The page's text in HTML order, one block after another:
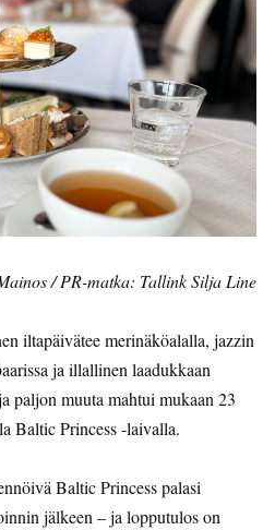
/ PR-matka: Tallink Silja Line
iltapäivätee merinäköalalla, jazzin
ja illallinen laadukkaan
paljon muuta mahtui mukaan 23
Baltic Princess -laivalla.
Baltic Princess palasi
jälkeen – ja lopputulos on